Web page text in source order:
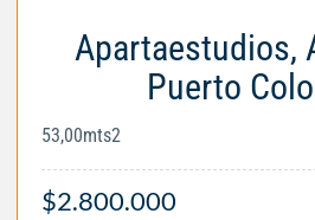
Apartaestudios,
Puerto
53,00mts2
$2.800.000